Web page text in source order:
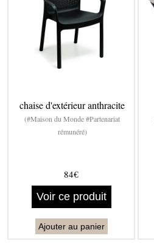
chaise d'extérieur anthracite
(#Maison du Monde #Partenariat
rémunéré)
84€
Voir ce produit
Ajouter au panier